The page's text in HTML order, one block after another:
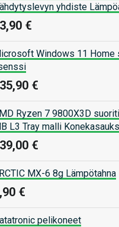
yhdiste
€
Windows 11 Home
€
Ryzen 7 9800X3D
L3 Tray malli
€
MX-6 8g Lämpötahna
€
pelikoneet